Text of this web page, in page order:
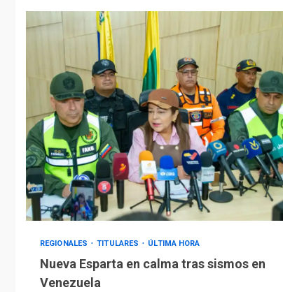
REGIONALES TITULARES ÚLTIMA HORA
Nueva Esparta en calma tras sismos en
Venezuela